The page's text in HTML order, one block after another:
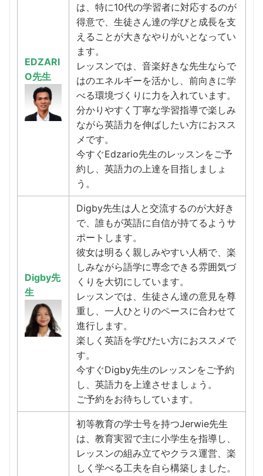
EDZARI
O先生
は、特に10代の学習者に対応するのが
得意で、生徒さん達の学びと成長を支
えることが大きなやりがいとなってい
ます。
レッスンでは、音楽好きな先生ならで
はのエネルギーを活かし、前向きに学
べる環境づくりに力を入れています。
分かりやすく丁寧な学習指導で楽しみ
ながら英語力を伸ばしたい方におスス
メです。
今すぐEdzario先生のレッスンをご予
約し、英語力の上達を目指しましょ
う。
Digby先
生
Digby先生は人と交流するのが大好き
で、誰もが英語に自信が持てるようサ
ポートします。
彼女は明るく親しみやすい人柄で、楽
しみながら語学に専念できる雰囲気づ
くりを大切にしています。
レッスンでは、生徒さん達の意見を尊
重し、一人ひとりのペースに合わせて
進行します。
楽しく英語を学びたい方におススメで
す。
今すぐDigby先生のレッスンをご予約
し、英語力を上達させましょう。
ご予約をお待ちしています。
初等教育の学士号を持つJerwie先生
は、教育実習で主に小学生を指導し、
レッスンの組み立てやクラス運営、楽
しく学べる工夫を自ら構築しました。